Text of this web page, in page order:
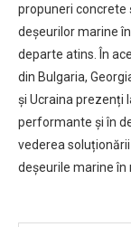
propuneri concrete
deșeurilor marine
departe atins. În
din Bulgaria,
și Ucraina prezenți
performante și în
vederea
deșeurile marine în